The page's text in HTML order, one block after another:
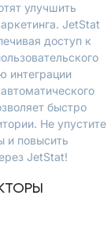
улучшить
JetStat
доступ к
интеграции
быстро
Не упустите
и повысить
JetStat!